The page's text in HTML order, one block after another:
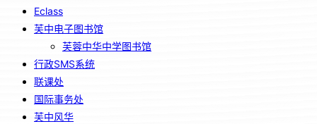
Eclass
芙中电子图书馆
芙蓉中华中学图书馆
行政SMS系统
联课处
国际事务处
芙中风华